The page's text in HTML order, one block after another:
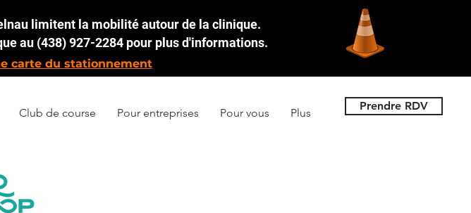
limitent la mobilité autour de la clinique.
au (438) 927-2284 pour plus d'informations.
carte du stationnement
Club de course Pour entreprises Pour vous Plus
Prendre RDV